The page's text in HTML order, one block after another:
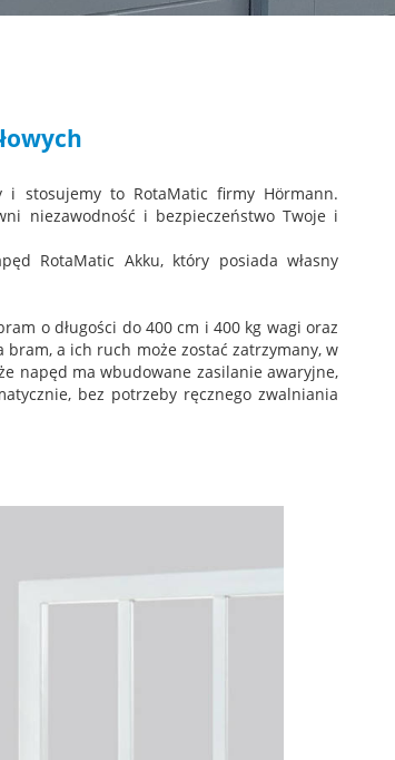
i stosujemy to RotaMatic firmy Hörmann.
niezawodność i bezpieczeństwo Twoje i
RotaMatic Akku, który posiada własny
o długości do 400 cm i 400 kg wagi oraz
bram, a ich ruch może zostać zatrzymany, w
napęd ma wbudowane zasilanie awaryjne,
bez potrzeby ręcznego zwalniania